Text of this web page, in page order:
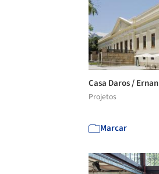
Casa Daros /
Projetos
Marcar